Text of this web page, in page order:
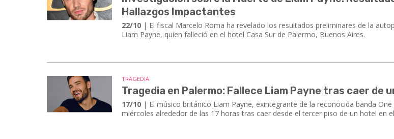
Hallazgos Impactantes
22/10 | El fiscal Marcelo Roma ha revelado los resultados preliminares de la
Liam Payne, quien falleció en el hotel Casa Sur de Palermo, Buenos Aires.
TRAGEDIA
Tragedia en Palermo: Fallece Liam Payne tras caer de
17/10 | El músico británico Liam Payne, exintegrante de la reconocida banda
miércoles alrededor de las 17 horas tras caer desde el tercer piso de un hotel en